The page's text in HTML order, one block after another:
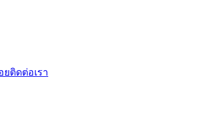
ยติดต่อเรา